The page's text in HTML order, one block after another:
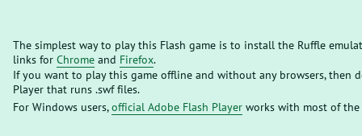
The simplest way to play this Flash game is to install the Ruffle
links for Chrome and Firefox.
If you want to play this game offline and without any browsers, then
Player that runs .swf files.
For Windows users,official Adobe Flash Player works with most of the